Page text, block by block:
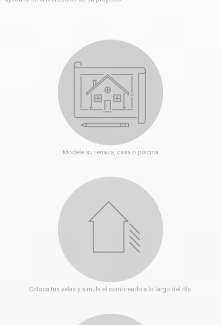
Modele su terraza, casa o piscina
Coloca tus velas y simula el sombreado a lo largo del día.